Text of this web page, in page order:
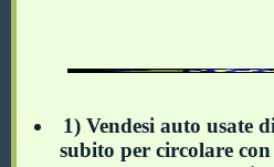
1) Vendesi auto usate
subito per circolare